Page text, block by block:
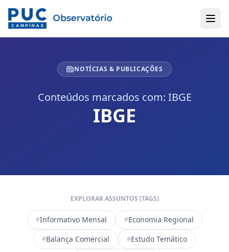
NOTÍCIAS & PUBLICAÇÕES
Conteúdos marcados com: IBGE
IBGE
EXPLORAR ASSUNTOS (TAGS)
#Informativo Mensal #Economia Regional
#Balança Comercial #Estudo Temático